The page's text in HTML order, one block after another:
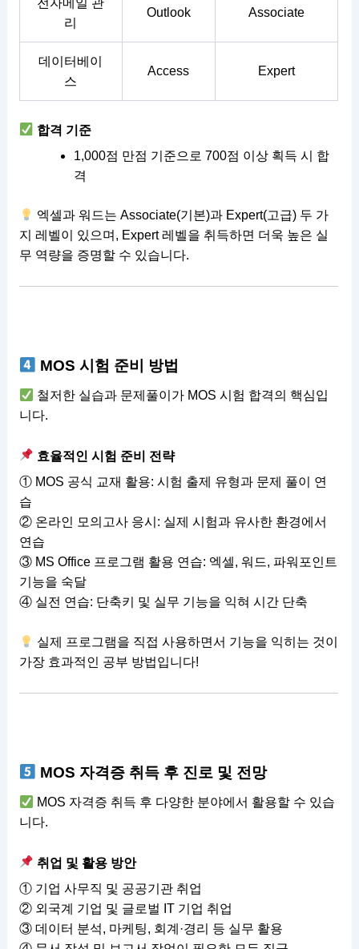
리
Outlook Associate
데이터베이
스
Access Expert
합격 기준
1,000점 만점 기준으로 700점 이상 획득 시 합
격
엑셀과 워드는 Associate(기본)과 Expert(고급) 두 가
지 레벨이 있으며, Expert 레벨을 취득하면 더욱 높은 실
무 역량을 증명할 수 있습니다.
MOS 시험 준비 방법
철저한 실습과 문제풀이가 MOS 시험 합격의 핵심입
니다.
효율적인 시험 준비 전략
① MOS 공식 교재 활용: 시험 출제 유형과 문제 풀이 연
습
② 온라인 모의고사 응시: 실제 시험과 유사한 환경에서
연습
③ MS Office 프로그램 활용 연습: 엑셀, 워드, 파워포인트
기능을 숙달
④ 실전 연습: 단축키 및 실무 기능을 익혀 시간 단축
실제 프로그램을 직접 사용하면서 기능을 익히는 것이
가장 효과적인 공부 방법입니다!
MOS 자격증 취득 후 진로 및 전망
MOS 자격증 취득 후 다양한 분야에서 활용할 수 있습
니다.
취업 및 활용 방안
① 기업 사무직 및 공공기관 취업
② 외국계 기업 및 글로벌 IT 기업 취업
③ 데이터 분석, 마케팅, 회계·경리 등 실무 활용